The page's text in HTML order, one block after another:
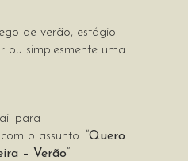
de verão, estágio
ou simplesmente uma
para
com o assunto: “ Quero
– Verão